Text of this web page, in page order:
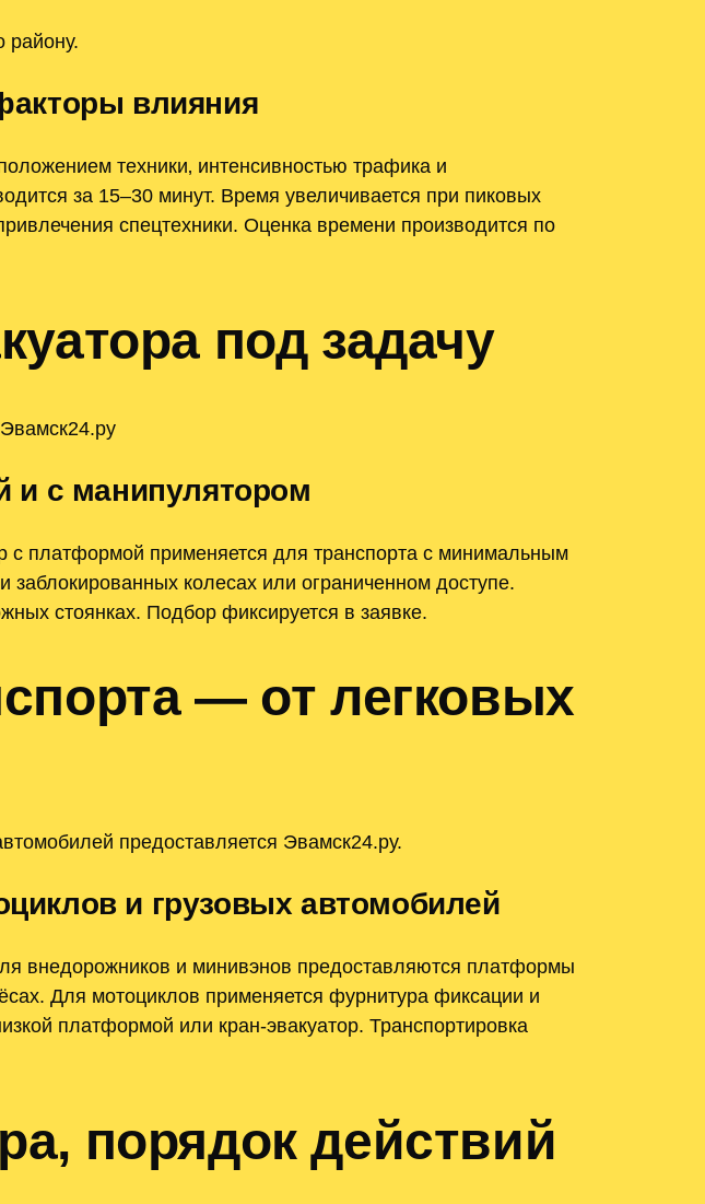
району.
влияния
техники‚ интенсивностью трафика и
за 15–30 минут. Время увеличивается при пиковых
спецтехники. Оценка времени производится по
под задачу
и с манипулятором
с платформой применяется для транспорта с минимальным
заблокированных колесах или ограниченном доступе.
стоянках. Подбор фиксируется в заявке.
— от легковых
предоставляется Эвамск24.ру.
и грузовых автомобилей
внедорожников и минивэнов предоставляются платформы
Для мотоциклов применяется фурнитура фиксации и
платформой или кран-эвакуатор. Транспортировка
порядок действий